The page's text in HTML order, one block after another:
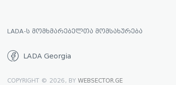
LADA-Ს ᲛᲝᲛᲮᲛᲐᲠᲔᲑᲔᲚᲗᲐ ᲛᲝᲛᲡᲐᲮᲣᲠᲔᲑᲐ
LADA Georgia
COPYRIGHT © 2026, BY WEBSECTOR.GE